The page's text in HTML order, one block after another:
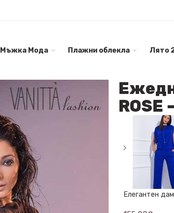
Мъжка Мода Плажни облекла Лято
ROSE
Елегантен